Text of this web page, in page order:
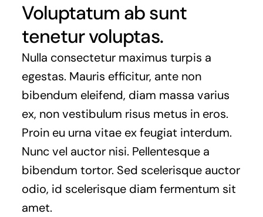
Voluptatum ab sunt
tenetur voluptas.
Nulla consectetur maximus turpis a
egestas. Mauris efficitur, ante non
bibendum eleifend, diam massa varius
ex, non vestibulum risus metus in eros.
Proin eu urna vitae ex feugiat interdum.
Nunc vel auctor nisi. Pellentesque a
bibendum tortor. Sed scelerisque auctor
odio, id scelerisque diam fermentum sit
amet.